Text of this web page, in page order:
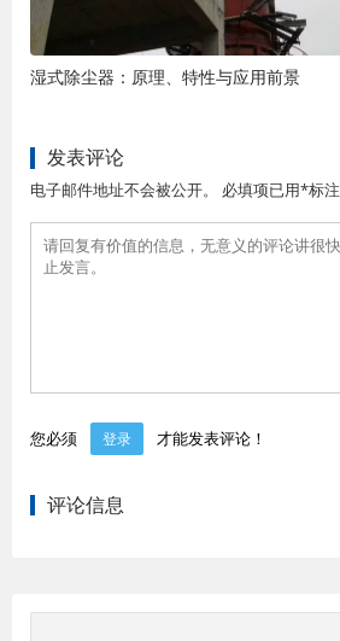
湿式除尘器：原理、特性与应用前景
发表评论
电子邮件地址不会被公开。 必填项已用*标注
您必须 登录 才能发表评论！
评论信息